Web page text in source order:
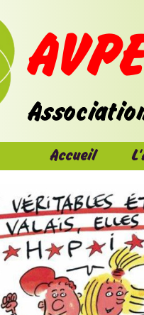
Accueil